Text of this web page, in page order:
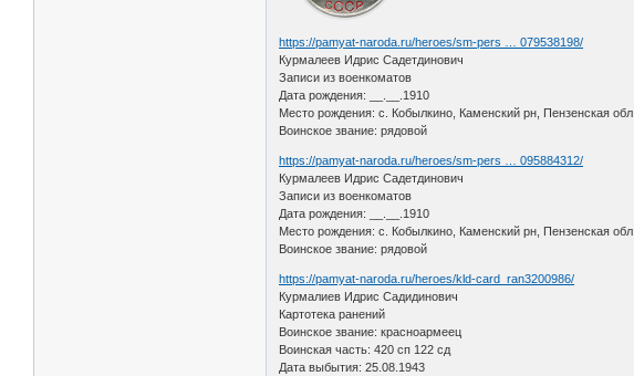
https://pamyat-naroda.ru/heroes/sm-pers … 079538198/
Курмалеев Идрис Садетдинович
Записи из военкоматов
Дата рождения: __.__.1910
Место рождения: с. Кобылкино, Каменский рн, Пензенская обл.
Воинское звание: рядовой
https://pamyat-naroda.ru/heroes/sm-pers … 095884312/
Курмалеев Идрис Садетдинович
Записи из военкоматов
Дата рождения: __.__.1910
Место рождения: с. Кобылкино, Каменский рн, Пензенская обл.
Воинское звание: рядовой
https://pamyat-naroda.ru/heroes/kld-card_ran3200986/
Курмалиев Идрис Садидинович
Картотека ранений
Воинское звание: красноармеец
Воинская часть: 420 сп 122 сд
Дата выбытия: 25.08.1943